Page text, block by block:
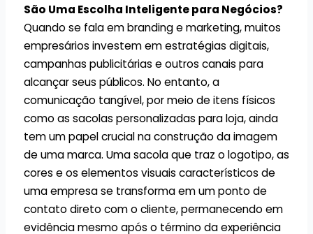
São Uma Escolha Inteligente para Negócios?
Quando se fala em branding e marketing, muitos
empresários investem em estratégias digitais,
campanhas publicitárias e outros canais para
alcançar seus públicos. No entanto, a
comunicação tangível, por meio de itens físicos
como as sacolas personalizadas para loja, ainda
tem um papel crucial na construção da imagem
de uma marca. Uma sacola que traz o logotipo, as
cores e os elementos visuais característicos de
uma empresa se transforma em um ponto de
contato direto com o cliente, permanecendo em
evidência mesmo após o término da experiência